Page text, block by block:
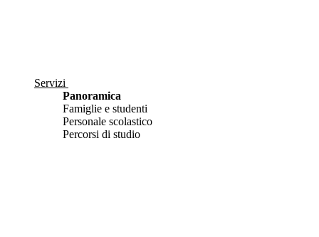
Servizi
Panoramica
Famiglie e studenti
Personale scolastico
Percorsi di studio